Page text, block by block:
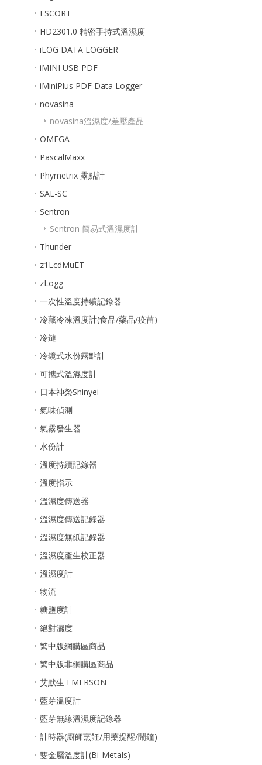
ESCORT
HD2301.0 精密手持式溫濕度
iLOG DATA LOGGER
iMINI USB PDF
iMiniPlus PDF Data Logger
novasina
novasina溫濕度/差壓產品
OMEGA
PascalMaxx
Phymetrix 露點計
SAL-SC
Sentron
Sentron 簡易式溫濕度計
Thunder
z1LcdMuET
zLogg
一次性溫度持續記錄器
冷藏冷凍溫度計(食品/藥品/疫苗)
冷鏈
冷鏡式水份露點計
可攜式溫濕度計
日本神榮Shinyei
氣味偵測
氣霧發生器
水份計
溫度持續記錄器
溫度指示
溫濕度傳送器
溫濕度傳送記錄器
溫濕度無紙記錄器
溫濕度產生校正器
溫濕度計
物流
糖鹽度計
絕對濕度
繁中版網購區商品
繁中版非網購區商品
艾默生 EMERSON
藍芽溫度計
藍芽無線溫濕度記錄器
計時器(廚師烹飪/用藥提醒/鬧鐘)
雙金屬溫度計(Bi-Metals)